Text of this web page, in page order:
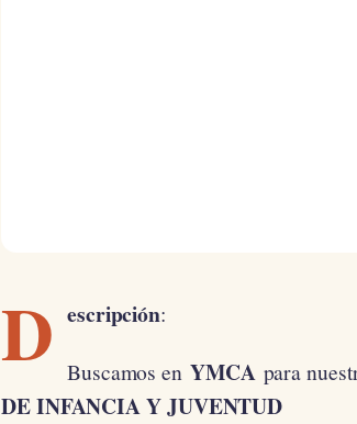
D escripción:
Buscamos en YMCA para
DE INFANCIA Y JUVENTUD